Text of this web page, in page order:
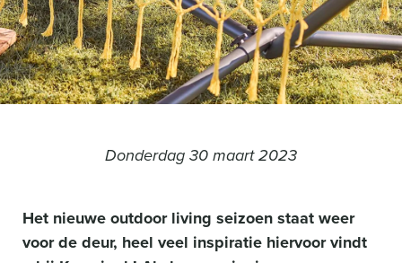
Donderdag 30 maart 2023
Het nieuwe outdoor living seizoen staat weer
voor de deur, heel veel inspiratie hiervoor vindt